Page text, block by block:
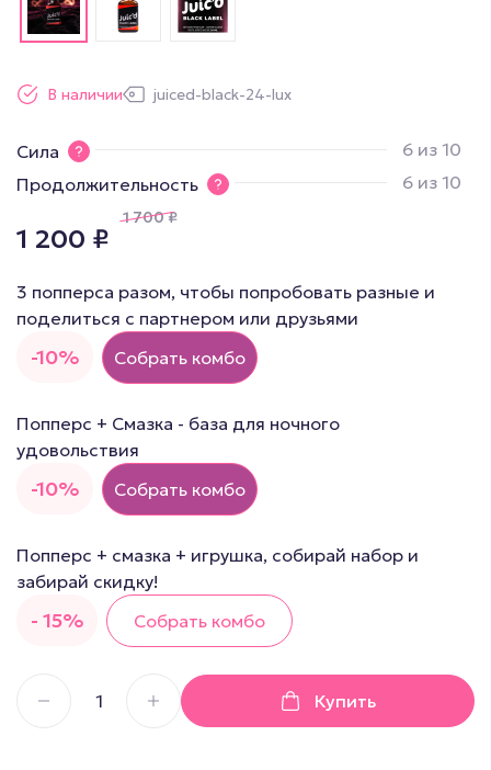
В наличии juiced-black-24-lux
Сила
6 из 10
Продолжительность
6 из 10
1 200 ₽
1 700₽
-10%
3 попперса разом, чтобы попробовать разные и
поделиться с партнером или друзьями
Собрать комбо
-10%
Попперс + Смазка - база для ночного
удовольствия
Собрать комбо
- 15%
Попперс + смазка + игрушка, собирай набор и
забирай скидку!
Собрать комбо
Купить